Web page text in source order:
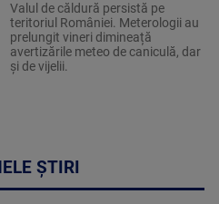
Valul de căldură persistă pe
teritoriul României. Meterologii au
prelungit vineri dimineață
avertizările meteo de caniculă, dar
și de vijelii.
ȘTIRI